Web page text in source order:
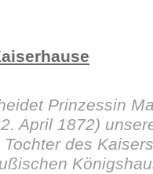
Prinzessin
April 1872)
des